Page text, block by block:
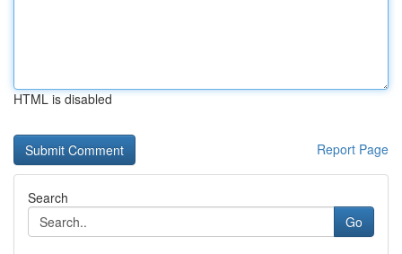
HTML is disabled
Report Page
Search
Go